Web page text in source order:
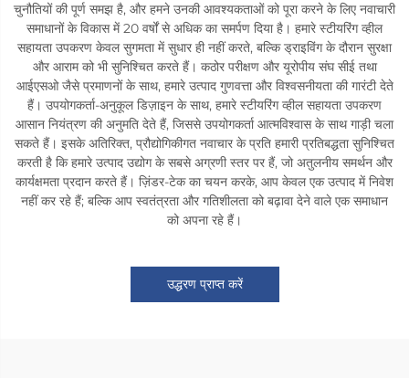
चुनौतियों की पूर्ण समझ है, और हमने उनकी आवश्यकताओं को पूरा करने के लिए नवाचारी
समाधानों के विकास में 20 वर्षों से अधिक का समर्पण दिया है। हमारे स्टीयरिंग व्हील
सहायता उपकरण केवल सुगमता में सुधार ही नहीं करते, बल्कि ड्राइविंग के दौरान सुरक्षा
और आराम को भी सुनिश्चित करते हैं। कठोर परीक्षण और यूरोपीय संघ सीई तथा
आईएसओ जैसे प्रमाणनों के साथ, हमारे उत्पाद गुणवत्ता और विश्वसनीयता की गारंटी देते
हैं। उपयोगकर्ता-अनुकूल डिज़ाइन के साथ, हमारे स्टीयरिंग व्हील सहायता उपकरण
आसान नियंत्रण की अनुमति देते हैं, जिससे उपयोगकर्ता आत्मविश्वास के साथ गाड़ी चला
सकते हैं। इसके अतिरिक्त, प्रौद्योगिकीगत नवाचार के प्रति हमारी प्रतिबद्धता सुनिश्चित
करती है कि हमारे उत्पाद उद्योग के सबसे अग्रणी स्तर पर हैं, जो अतुलनीय समर्थन और
कार्यक्षमता प्रदान करते हैं। ज़िंडर-टेक का चयन करके, आप केवल एक उत्पाद में निवेश
नहीं कर रहे हैं; बल्कि आप स्वतंत्रता और गतिशीलता को बढ़ावा देने वाले एक समाधान
को अपना रहे हैं।
उद्धरण प्राप्त करें